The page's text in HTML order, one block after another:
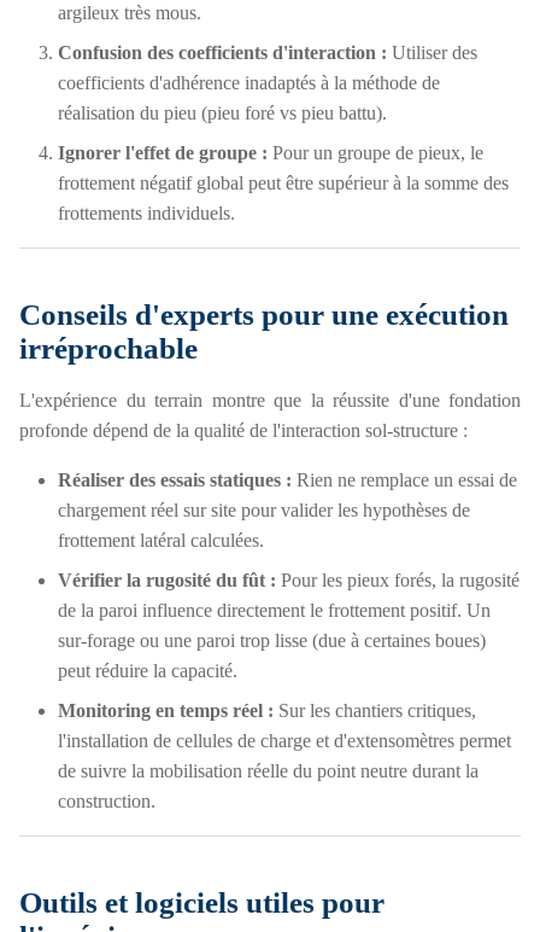
argileux très mous.
Confusion des coefficients d'interaction : Utiliser des
coefficients d'adhérence inadaptés à la méthode de
réalisation du pieu (pieu foré vs pieu battu).
Ignorer l'effet de groupe : Pour un groupe de pieux, le
frottement négatif global peut être supérieur à la somme des
frottements individuels.
Conseils d'experts pour une exécution
irréprochable
L'expérience du terrain montre que la réussite d'une fondation
profonde dépend de la qualité de l'interaction sol-structure :
Réaliser des essais statiques : Rien ne remplace un essai de
chargement réel sur site pour valider les hypothèses de
frottement latéral calculées.
Vérifier la rugosité du fût : Pour les pieux forés, la rugosité
de la paroi influence directement le frottement positif. Un
sur-forage ou une paroi trop lisse (due à certaines boues)
peut réduire la capacité.
Monitoring en temps réel : Sur les chantiers critiques,
l'installation de cellules de charge et d'extensomètres permet
de suivre la mobilisation réelle du point neutre durant la
construction.
Outils et logiciels utiles pour